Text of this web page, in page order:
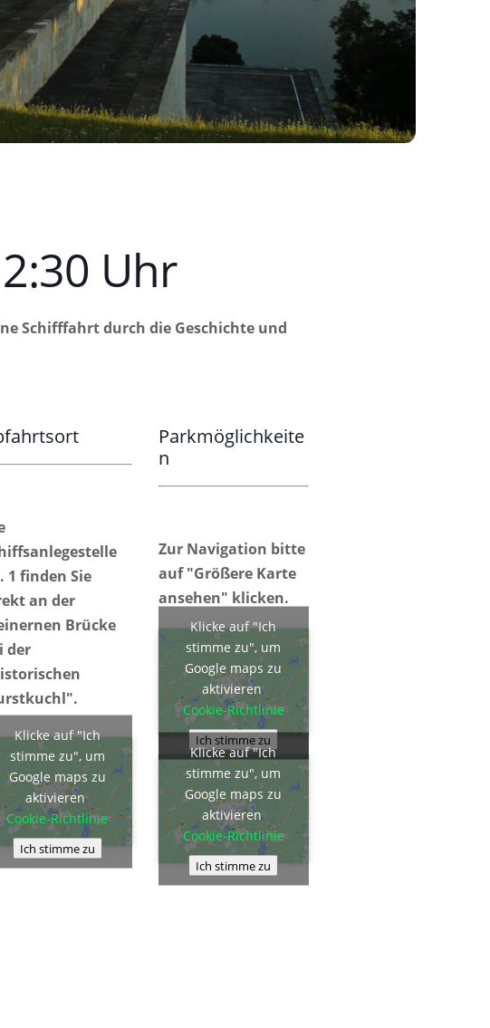
Uhr
Schifffahrt durch die Geschichte und
1 finden Sie
an der
Brücke
der
Klicke auf "Ich
stimme zu", um
Google maps zu
aktivieren
Cookie-Richtlinie
Ich stimme zu
Parkmöglichkeite
n
Zur Navigation bitte
auf "Größere Karte
ansehen" klicken.
Klicke auf "Ich
stimme zu", um
Google maps zu
aktivieren
Cookie-Richtlinie
Ich stimme zu
Klicke auf "Ich
stimme zu", um
Google maps zu
aktivieren
Cookie-Richtlinie
Ich stimme zu